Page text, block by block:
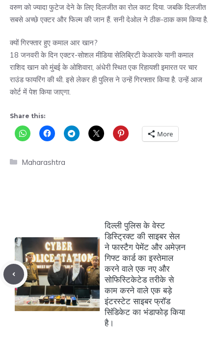
वरुण को ज्यादा फुटेज देने के लिए दिलजीत का रोल काट दिया. जबकि दिलजीत
सबसे अच्छे एक्टर और फिल्म की जान हैं. सनी देओल ने ठीक-ठाक काम किया है.
क्यों गिरफ्तार हुए कमाल आर खान?
18 जनवरी के दिन एक्टर-सोशल मीडिया सेलिब्रिटी केआरके यानी कमाल
राशिद खान को मुंबई के ओशिवारा, अंधेरी स्थित एक रिहायशी इमारत पर चार
राउंड फायरिंग की थी. इसे लेकर ही पुलिस ने उन्हें गिरफ्तार किया है. उन्हें आज
कोर्ट में पेश किया जाएगा.
Share this:
More
Categories
Maharashtra
दिल्ली पुलिस के वेस्ट
डिस्ट्रिक्ट की साइबर सेल
ने फास्टैग पेमेंट और अमेज़न
गिफ्ट कार्ड का इस्तेमाल
करने वाले एक नए और
सोफिस्टिकेटेड तरीके से
काम करने वाले एक बड़े
इंटरस्टेट साइबर फ्रॉड
सिंडिकेट का भंडाफोड़ किया
है।